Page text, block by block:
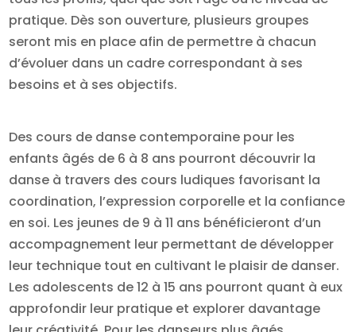
pratique. Dès son ouverture, plusieurs groupes
seront mis en place afin de permettre à chacun
d’évoluer dans un cadre correspondant à ses
besoins et à ses objectifs.
Des cours de danse contemporaine pour les
enfants âgés de 6 à 8 ans pourront découvrir la
danse à travers des cours ludiques favorisant la
coordination, l’expression corporelle et la confiance
en soi. Les jeunes de 9 à 11 ans bénéficieront d’un
accompagnement leur permettant de développer
leur technique tout en cultivant le plaisir de danser.
Les adolescents de 12 à 15 ans pourront quant à eux
approfondir leur pratique et explorer davantage